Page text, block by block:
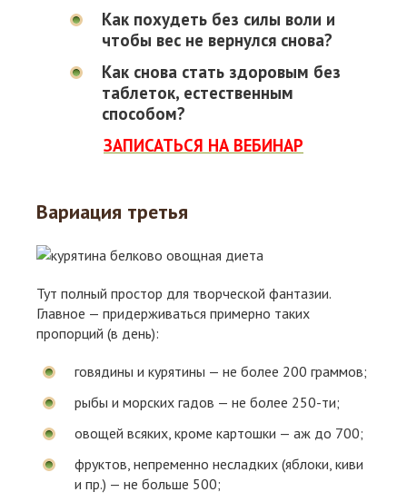
Как похудеть без силы воли и
чтобы вес не вернулся снова?
Как снова стать здоровым без
таблеток, естественным
способом?
ЗАПИСАТЬСЯ НА ВЕБИНАР
Вариация третья
Тут полный простор для творческой фантазии.
Главное — придерживаться примерно таких
пропорций (в день):
говядины и курятины — не более 200 граммов;
рыбы и морских гадов — не более 250-ти;
овощей всяких, кроме картошки — аж до 700;
фруктов, непременно несладких (яблоки, киви
и пр.) — не больше 500;